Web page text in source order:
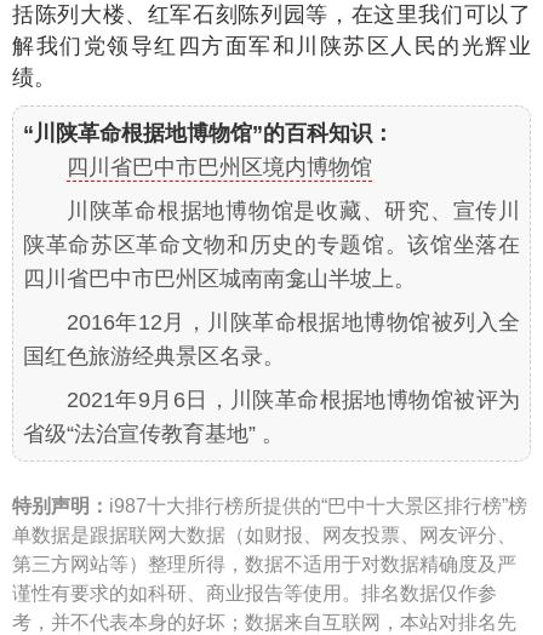
括陈列大楼、红军石刻陈列园等，在这里我们可以了
解我们党领导红四方面军和川陕苏区人民的光辉业
绩。
“川陕革命根据地博物馆”的百科知识：
四川省巴中市巴州区境内博物馆
川陕革命根据地博物馆是收藏、研究、宣传川
陕革命苏区革命文物和历史的专题馆。该馆坐落在
四川省巴中市巴州区城南南龛山半坡上。
2016年12月，川陕革命根据地博物馆被列入全
国红色旅游经典景区名录。
2021年9月6日，川陕革命根据地博物馆被评为
省级“法治宣传教育基地” 。
特别声明： i987十大排行榜所提供的“巴中十大景区排行榜”榜
单数据是跟据联网大数据（如财报、网友投票、网友评分、
第三方网站等）整理所得，数据不适用于对数据精确度及严
谨性有要求的如科研、商业报告等使用。排名数据仅作参
考，并不代表本身的好坏；数据来自互联网，本站对排名先